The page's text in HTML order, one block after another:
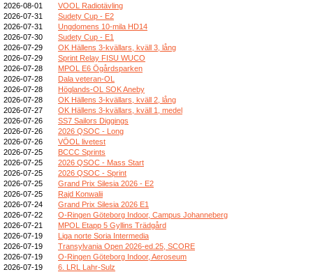
2026-08-01
VOOL Radiotävling
2026-07-31
Sudety Cup - E2
2026-07-31
Ungdomens 10-mila HD14
2026-07-30
Sudety Cup - E1
2026-07-29
OK Hällens 3-kvällars, kväll 3, lång
2026-07-29
Sprint Relay FISU WUCO
2026-07-28
MPOL E6 Ögårdsparken
2026-07-28
Dala veteran-OL
2026-07-28
Höglands-OL SOK Aneby
2026-07-28
OK Hällens 3-kvällars, kväll 2, lång
2026-07-27
OK Hällens 3-kvällars, kväll 1, medel
2026-07-26
SS7 Sailors Diggings
2026-07-26
2026 QSOC - Long
2026-07-26
VÖOL livetest
2026-07-25
BCCC Sprints
2026-07-25
2026 QSOC - Mass Start
2026-07-25
2026 QSOC - Sprint
2026-07-25
Grand Prix Silesia 2026 - E2
2026-07-25
Rajd Konwalii
2026-07-24
Grand Prix Silesia 2026 E1
2026-07-22
O-Ringen Göteborg Indoor, Campus Johanneberg
2026-07-21
MPOL Etapp 5 Gyllins Trädgård
2026-07-19
Liga norte Soria Intermedia
2026-07-19
Transylvania Open 2026-ed.25, SCORE
2026-07-19
O-Ringen Göteborg Indoor, Aeroseum
2026-07-19
6. LRL Lahr-Sulz